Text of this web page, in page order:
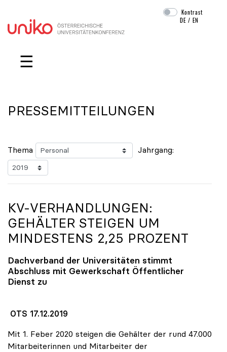
Navigation überspringen
Kontrast
DE /EN
☰
PRESSEMITTEILUNGEN
Thema Jahrgang:
KV-VERHANDLUNGEN:
GEHÄLTER STEIGEN UM
MINDESTENS 2,25 PROZENT
Dachverband der Universitäten stimmt
Abschluss mit Gewerkschaft Öffentlicher
Dienst zu
OTS 17.12.2019
Mit 1. Feber 2020 steigen die Gehälter der rund 47.000
Mitarbeiterinnen und Mitarbeiter der